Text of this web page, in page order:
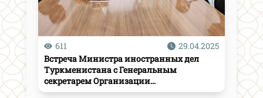
611
29.04.2025
Встреча Министра иностранных дел
Туркменистана с Генеральным
секретарем Организации
экономического сотрудничества